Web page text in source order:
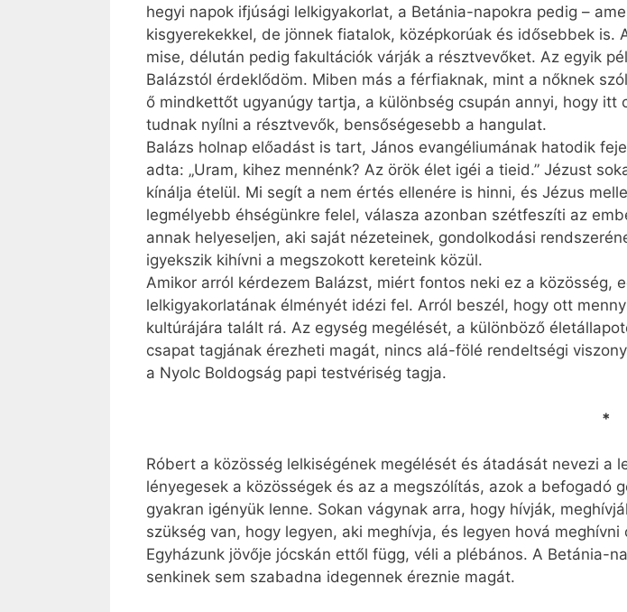
hegyi napok ifjúsági lelkigyakorlat, a Betánia-napokra pedig –
kisgyerekekkel, de jönnek fiatalok, középkorúak és idősebbek
mise, délután pedig fakultációk várják a résztvevőket. Az egyik
Balázstól érdeklődöm. Miben más a férfiaknak, mint a nőknek
ő mindkettőt ugyanúgy tartja, a különbség csupán annyi, hogy
tudnak nyílni a résztvevők, bensőségesebb a hangulat.
Balázs holnap előadást is tart, János evangéliumának hatodik
adta: „Uram, kihez mennénk? Az örök élet igéi a tieid.” Jézust
kínálja ételül. Mi segít a nem értés ellenére is hinni, és Jézus
legmélyebb éhségünkre felel, válasza azonban szétfeszíti az
annak helyeseljen, aki saját nézeteinek, gondolkodási
igyekszik kihívni a megszokott kereteink közül.
Amikor arról kérdezem Balázst, miért fontos neki ez a közösség,
lelkigyakorlatának élményét idézi fel. Arról beszél, hogy ott
kultúrájára talált rá. Az egység megélését, a különböző
csapat tagjának érezheti magát, nincs alá-fölé rendeltségi
a Nyolc Boldogság papi testvériség tagja.
*
Róbert a közösség lelkiségének megélését és átadását nevezi a
lényegesek a közösségek és az a megszólítás, azok a befogadó
gyakran igényük lenne. Sokan vágynak arra, hogy hívják,
szükség van, hogy legyen, aki meghívja, és legyen hová
Egyházunk jövője jócskán ettől függ, véli a plébános. A Betánia-
senkinek sem szabadna idegennek éreznie magát.